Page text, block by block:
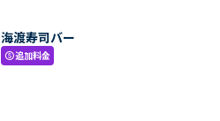
海渡寿司バー
paid追加料金